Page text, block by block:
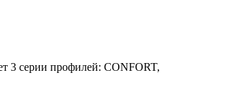
3 серии профилей: CONFORT,